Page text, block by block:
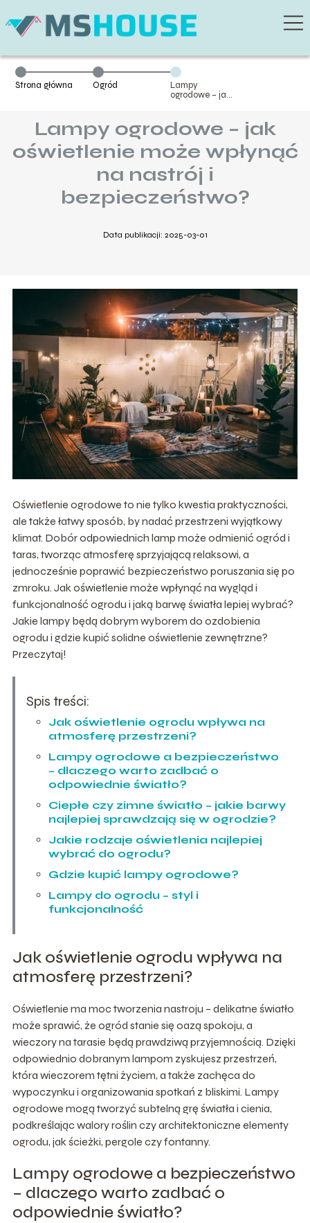
Strona główna Ogród
Lampy
ogrodowe – jak
na nastrój i
bezpieczeństwo?
Lampy ogrodowe – jak
oświetlenie może wpłynąć
na nastrój i
bezpieczeństwo?
Data publikacji: 2025-03-01
Oświetlenie ogrodowe to nie tylko kwestia praktyczności,
ale także łatwy sposób, by nadać przestrzeni wyjątkowy
klimat. Dobór odpowiednich lamp może odmienić ogród i
taras, tworząc atmosferę sprzyjającą relaksowi, a
jednocześnie poprawić bezpieczeństwo poruszania się po
zmroku. Jak oświetlenie może wpłynąć na wygląd i
funkcjonalność ogrodu i jaką barwę światła lepiej wybrać?
Jakie lampy będą dobrym wyborem do ozdobienia
ogrodu i gdzie kupić solidne oświetlenie zewnętrzne?
Przeczytaj!
Spis treści:
Jak oświetlenie ogrodu wpływa na
atmosferę przestrzeni?
Lampy ogrodowe a bezpieczeństwo
– dlaczego warto zadbać o
odpowiednie światło?
Ciepłe czy zimne światło – jakie barwy
najlepiej sprawdzają się w ogrodzie?
Jakie rodzaje oświetlenia najlepiej
wybrać do ogrodu?
Gdzie kupić lampy ogrodowe?
Lampy do ogrodu – styl i
funkcjonalność
Jak oświetlenie ogrodu wpływa na
atmosferę przestrzeni?
Oświetlenie ma moc tworzenia nastroju – delikatne światło
może sprawić, że ogród stanie się oazą spokoju, a
wieczory na tarasie będą prawdziwą przyjemnością. Dzięki
odpowiednio dobranym lampom zyskujesz przestrzeń,
która wieczorem tętni życiem, a także zachęca do
wypoczynku i organizowania spotkań z bliskimi. Lampy
ogrodowe mogą tworzyć subtelną grę światła i cienia,
podkreślając walory roślin czy architektoniczne elementy
ogrodu, jak ścieżki, pergole czy fontanny.
Lampy ogrodowe a bezpieczeństwo
– dlaczego warto zadbać o
odpowiednie światło?